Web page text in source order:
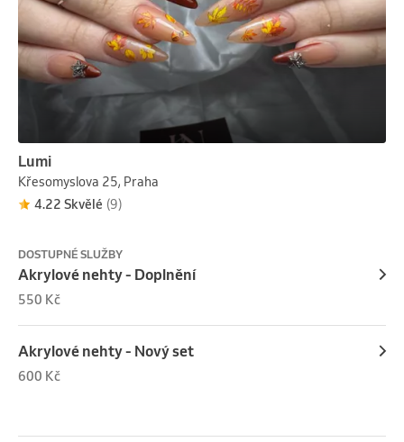
Lumi
Křesomyslova 25, Praha
4.22 Skvělé (9)
DOSTUPNÉ SLUŽBY
Akrylové nehty - Doplnění
550 Kč
Akrylové nehty - Nový set
600 Kč